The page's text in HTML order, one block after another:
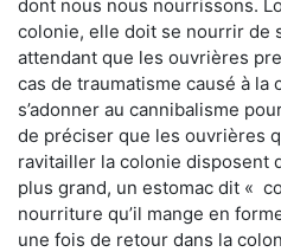
dont nous nous nourrissons.
colonie, elle doit se nourrir de
attendant que les ouvrières
cas de traumatisme causé à la
s’adonner au cannibalisme
de préciser que les ouvrières
ravitailler la colonie disposent
plus grand, un estomac dit «
nourriture qu’il mange en
une fois de retour dans la